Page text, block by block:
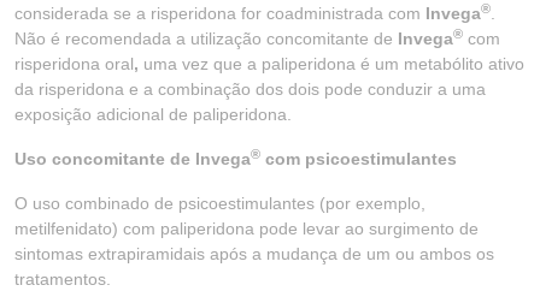
considerada se a risperidona for coadministrada com Invega®
Não é recomendada a utilização concomitante de Invega® com
risperidona oral, uma vez que a paliperidona é um metabólito ativo
da risperidona e a combinação dos dois pode conduzir a uma
exposição adicional de paliperidona.
Uso concomitante de Invega® com psicoestimulantes
O uso combinado de psicoestimulantes (por exemplo,
metilfenidato) com paliperidona pode levar ao surgimento de
sintomas extrapiramidais após a mudança de um ou ambos os
tratamentos.